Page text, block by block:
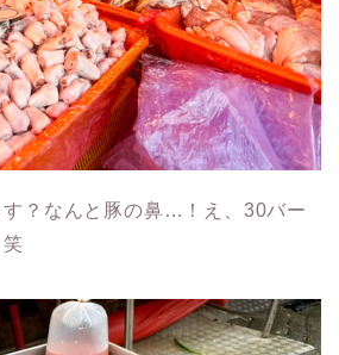
？なんと豚の鼻…！え、30バー